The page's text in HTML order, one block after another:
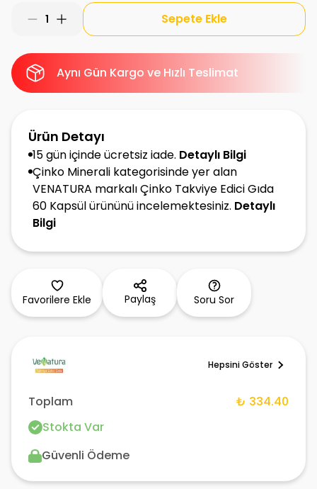
1 Sepete Ekle
Aynı Gün Kargo ve Hızlı Teslimat
Ürün Detayı
15 gün içinde ücretsiz iade. Detaylı Bilgi
Çinko Minerali kategorisinde yer alan
VENATURA markalı Çinko Takviye Edici Gıda
60 Kapsül ürününü incelemektesiniz. Detaylı
Bilgi
Favorilere Ekle Paylaş Soru Sor
Hepsini Göster
Toplam
₺ 334.40
Stokta Var
Güvenli Ödeme